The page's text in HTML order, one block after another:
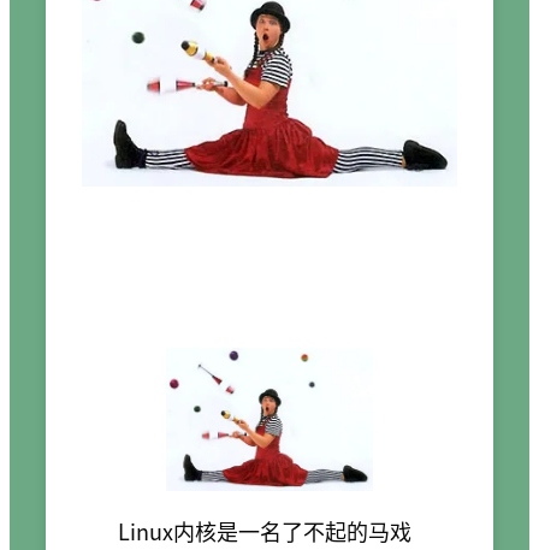
Linux内核是一名了不起的马戏